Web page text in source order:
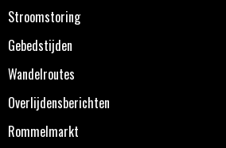
Stroomstoring
Gebedstijden
Wandelroutes
Overlijdensberichten
Rommelmarkt